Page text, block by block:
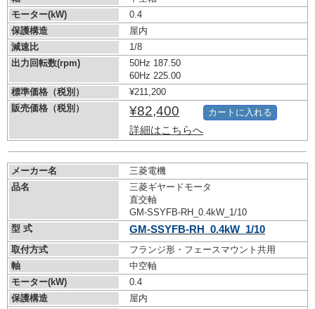
モーター(kW)
0.4
保護構造
屋内
減速比
1/8
出力回転数(rpm)
50Hz 187.50
60Hz 225.00
標準価格（税別）
¥211,200
販売価格（税別）
¥82,400
詳細はこちらへ
カートに入れる
メーカー名
三菱電機
品名
三菱ギヤードモータ
直交軸
GM-SSYFB-RH_0.4kW_1/10
型 式
GM-SSYFB-RH_0.4kW_1/10
取付方式
フランジ形・フェースマウント共用
軸
中空軸
モーター(kW)
0.4
保護構造
屋内